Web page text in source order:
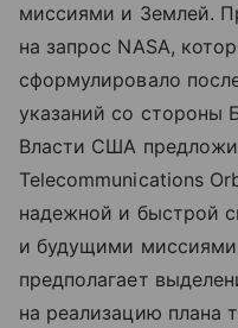
миссиями и Землей.
на запрос NASA,
сформулировало
указаний со стороны
Власти США
Telecommunications
надежной и быстрой
и будущими
предполагает
на реализацию плана